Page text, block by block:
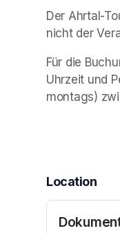
Der Ahrtal-
nicht der
Für die
Uhrzeit und
montags)
Location